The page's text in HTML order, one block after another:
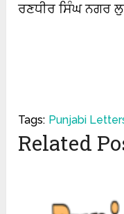
ਰਣਧੀਰ ਸਿੰਘ ਨਗਰ
Tags: Punjabi
Related